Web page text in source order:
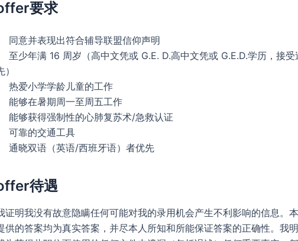
要求
同意并表现出符合辅导联盟信仰声明
至少年满 16 周岁（高中文凭或 G.E. D.高中文凭或 G.E.D.学历，接
）
热爱小学学龄儿童的工作
能够在暑期周一至周五工作
能够获得强制性的心肺复苏术/急救认证
可靠的交通工具
通晓双语（英语/西班牙语）者优先
待遇
证明我没有故意隐瞒任何可能对我的录用机会产生不利影响的信息。
供的答案均为真实答案，并尽本人所知和所能保证答案的正确性。我